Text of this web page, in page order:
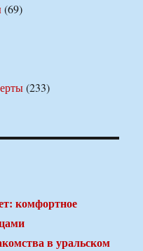
(69)
(233)
комфортное
в уральском